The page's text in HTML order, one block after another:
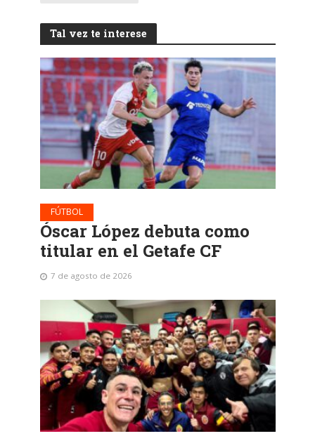
Tal vez te interese
FÚTBOL
Óscar López debuta como
titular en el Getafe CF
7 de agosto de 2026